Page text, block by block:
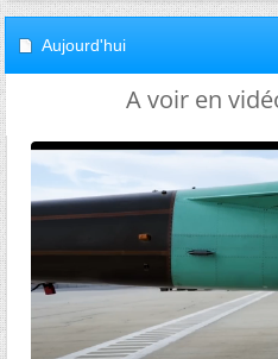
Aujourd'hui
A voir en